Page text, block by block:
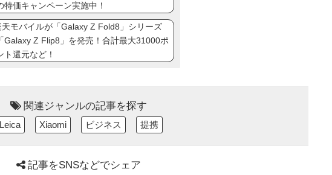
特価キャンペーン実施中！
天モバイルが「Galaxy Z Fold8」シリーズ
Galaxy Z Flip8」を発売！合計最大31000ポ
ト還元など！
関連ジャンルの記事を探す
Leica Xiaomi ビジネス 提携
記事をSNSなどでシェア